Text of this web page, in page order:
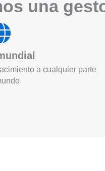
una
a cualquier parte